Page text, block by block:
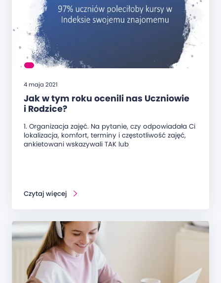
4 maja 2021
Jak w tym roku ocenili nas Uczniowie
i Rodzice?
1. Organizacja zajęć. Na pytanie, czy odpowiadała Ci
lokalizacja, komfort, terminy i częstotliwość zajęć,
ankietowani wskazywali TAK lub
Czytaj więcej